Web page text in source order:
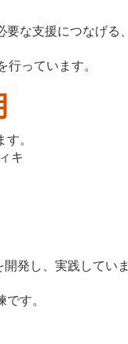
な支援につなげる、
っています。
。
キ
発し、実践していま
す。